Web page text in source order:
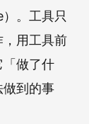
。工具只
用工具前
「做了什
做到的事